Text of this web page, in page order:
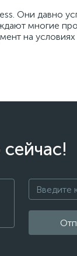
Они давно
многие
на